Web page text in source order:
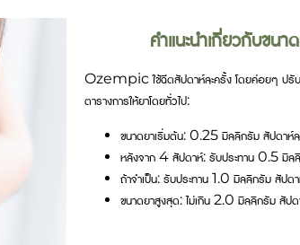
คำแนะนำเกี่ยวกับข
Ozempic ใช้ฉีดสัปดาห์ละครั้ง โดยค่อยๆ ปรับ
ตารางการให้ยาโดยทั่วไป:
ขนาดยาเริ่มต้น: 0.25 มิลลิกรัม สัปดาห์ล
หลังจาก 4 สัปดาห์: รับประทาน 0.5 มิล
ถ้าจำเป็น: รับประทาน 1.0 มิลลิกรัม สัปด
ขนาดยาสูงสุด: ไม่เกิน 2.0 มิลลิกรัม สัปด